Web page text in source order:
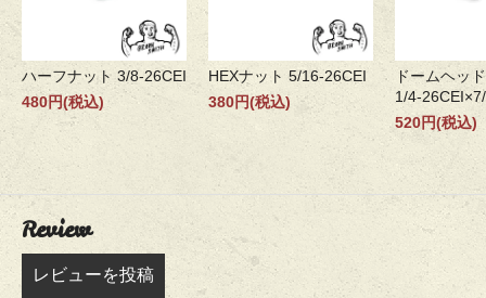
ハーフナット 3/8-26CEI
480円(税込)
HEXナット 5/16-26CEI
380円(税込)
ドームヘッ
1/4-
520円(税込)
Review
レビューを投稿